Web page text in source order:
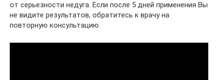
от серьезности недуга. Если после 5 дней применения Вы
не видите результатов, обратитесь к врачу на
повторную консультацию.